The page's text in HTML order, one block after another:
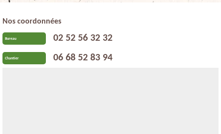
Nos coordonnées
Bureau 02 52 56 32 32
Chantier 06 68 52 83 94